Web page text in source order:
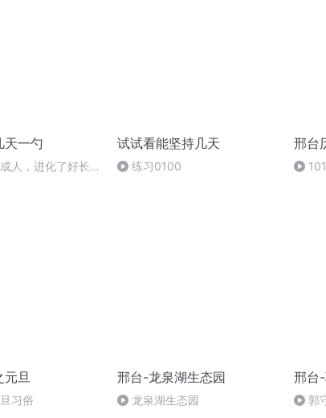
天一勺
人，进化了好长时
试试看能坚持几天
练习0100
邢台
元旦
习俗
邢台-龙泉湖生态园
龙泉湖生态园
邢台
郭